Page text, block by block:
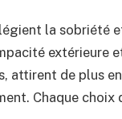
la sobriété
extérieure
attirent de plus
Chaque choix